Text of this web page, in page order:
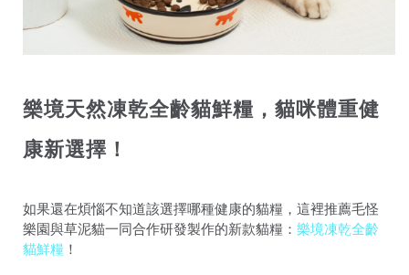
樂境天然凍乾全齡貓鮮糧，貓咪體重健
康新選擇！
如果還在煩惱不知道該選擇哪種健康的貓糧，這裡推薦毛怪
樂園與草泥貓一同合作研發製作的新款貓糧： 樂境凍乾全齡
貓鮮糧 ！